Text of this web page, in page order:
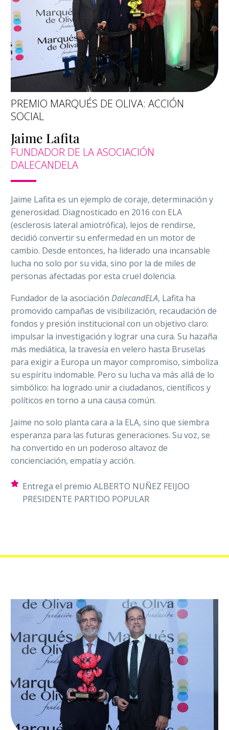
PREMIO MARQUÉS DE OLIVA: ACCIÓN
SOCIAL
Jaime Lafita
FUNDADOR DE LA ASOCIACIÓN
DALECANDELA
Jaime Lafita es un ejemplo de coraje, determinación y
generosidad. Diagnosticado en 2016 con ELA
(esclerosis lateral amiotrófica), lejos de rendirse,
decidió convertir su enfermedad en un motor de
cambio. Desde entonces, ha liderado una incansable
lucha no solo por su vida, sino por la de miles de
personas afectadas por esta cruel dolencia.
Fundador de la asociación DalecandELA, Lafita ha
promovido campañas de visibilización, recaudación de
fondos y presión institucional con un objetivo claro:
impulsar la investigación y lograr una cura. Su hazaña
más mediática, la travesía en velero hasta Bruselas
para exigir a Europa un mayor compromiso, simboliza
su espíritu indomable. Pero su lucha va más allá de lo
simbólico: ha logrado unir a ciudadanos, científicos y
políticos en torno a una causa común.
Jaime no solo planta cara a la ELA, sino que siembra
esperanza para las futuras generaciones. Su voz, se
ha convertido en un poderoso altavoz de
concienciación, empatía y acción.
Entrega el premio ALBERTO NUÑEZ FEIJOO
PRESIDENTE PARTIDO POPULAR